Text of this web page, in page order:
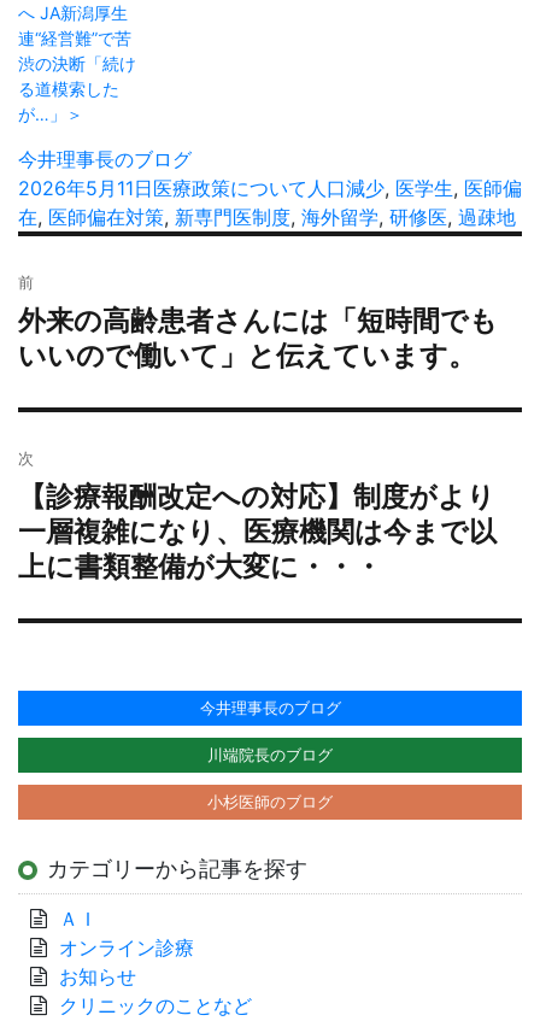
へ JA新潟厚生
連“経営難”で苦
渋の決断「続け
る道模索した
が…」＞
投
稿
者
今井理事長のブログ
投
稿
2026年5月11日カ
テ
ー
医療政策について タ
グ
人口減少, 医学生, 医師偏
在, 医師偏在対策, 新専門医制度, 海外留学, 研修医, 過疎地
稿
ナ
ビ
シ
ョ
ン
前
過
去
投
外来の高齢患者さんには「短時間でも
いいので働いて」と伝えています。
次
投
稿:
【診療報酬改定への対応】制度がより
一層複雑になり、医療機関は今まで以
上に書類整備が大変に・・・
今井理事長のブログ
川端院長のブログ
小杉医師のブログ
カテゴリーから記事を探す
ＡＩ
オンライン診療
お知らせ
クリニックのことなど